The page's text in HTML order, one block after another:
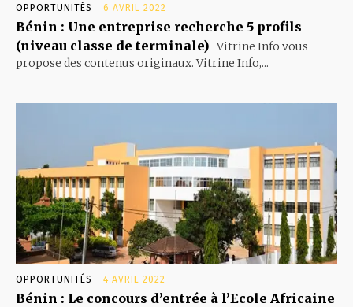
OPPORTUNITÉS 6 AVRIL 2022
Bénin : Une entreprise recherche 5 profils
(niveau classe de terminale) Vitrine Info vous
propose des contenus originaux. Vitrine Info,...
OPPORTUNITÉS 4 AVRIL 2022
Bénin : Le concours d’entrée à l’Ecole Africaine